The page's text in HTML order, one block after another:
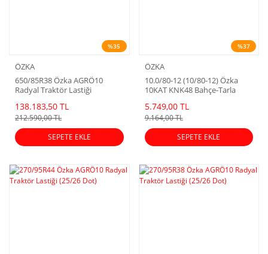
%35
ÖZKA
650/85R38 Özka AGRÖ10
Radyal Traktör Lastiği
138.183,50 TL
212.590,00 TL
SEPETE EKLE
%37
ÖZKA
10.0/80-12 (10/80-12) Özka
10KAT KNK48 Bahçe-Tarla
5.749,00 TL
9.164,00 TL
SEPETE EKLE